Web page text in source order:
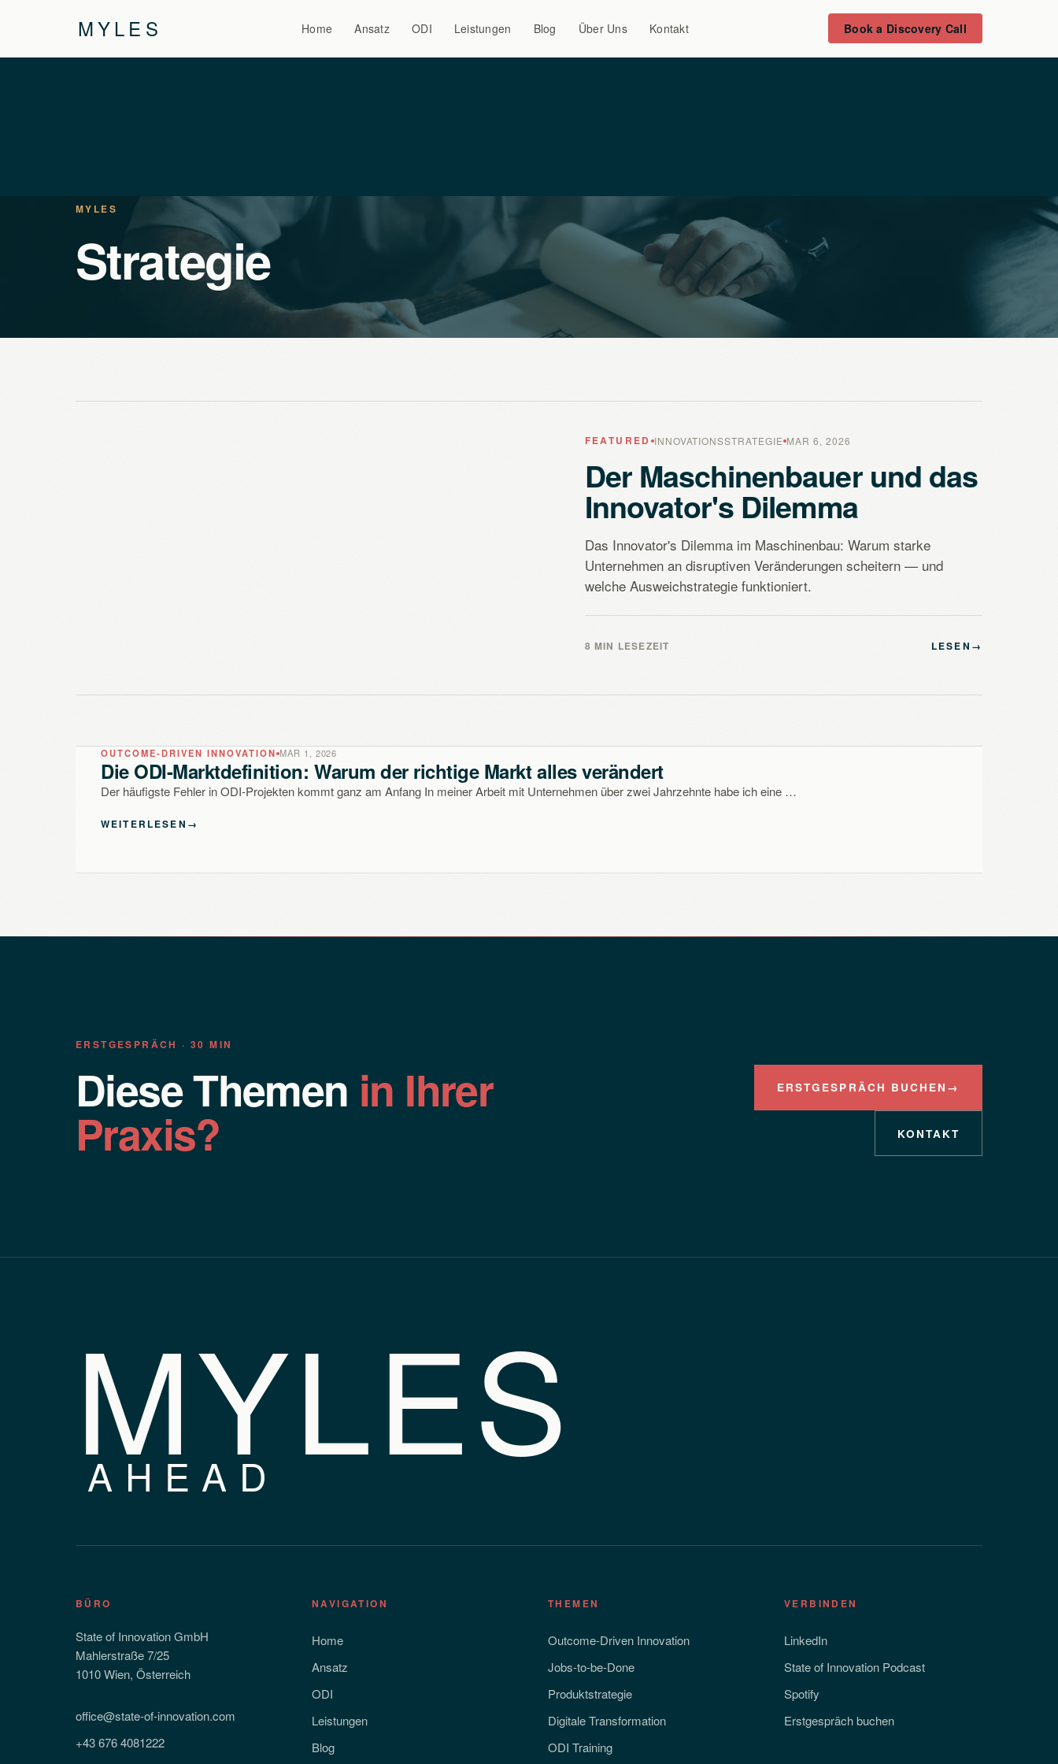
MYLES Home Ansatz ODI Leistungen Blog Über Uns Kontakt Book a Discovery Call
MYLES
Strategie
FEATURED INNOVATIONSSTRATEGIE MAR 6, 2026
Der Maschinenbauer und das
Innovator's Dilemma
Das Innovator's Dilemma im Maschinenbau: Warum starke
Unternehmen an disruptiven Veränderungen scheitern — und
welche Ausweichstrategie funktioniert.
8 MIN LESEZEIT LESEN →
OUTCOME-DRIVEN INNOVATION MAR 1, 2026
Die ODI-Marktdefinition: Warum der richtige Markt alles verändert
Der häufigste Fehler in ODI-Projekten kommt ganz am Anfang In meiner Arbeit mit Unternehmen über zwei Jahrzehnte habe ich eine …
WEITERLESEN →
ERSTGESPRÄCH · 30 MIN
Diese Themen in Ihrer
Praxis?
ERSTGESPRÄCH BUCHEN →
KONTAKT
MYLES
AHEAD
BÜRO
State of Innovation GmbH
Mahlerstraße 7/25
1010 Wien, Österreich
office@state-of-innovation.com
+43 676 4081222
NAVIGATION
Home
Ansatz
ODI
Leistungen
Blog
THEMEN
Outcome-Driven Innovation
Jobs-to-be-Done
Produktstrategie
Digitale Transformation
ODI Training
VERBINDEN
LinkedIn
State of Innovation Podcast
Spotify
Erstgespräch buchen